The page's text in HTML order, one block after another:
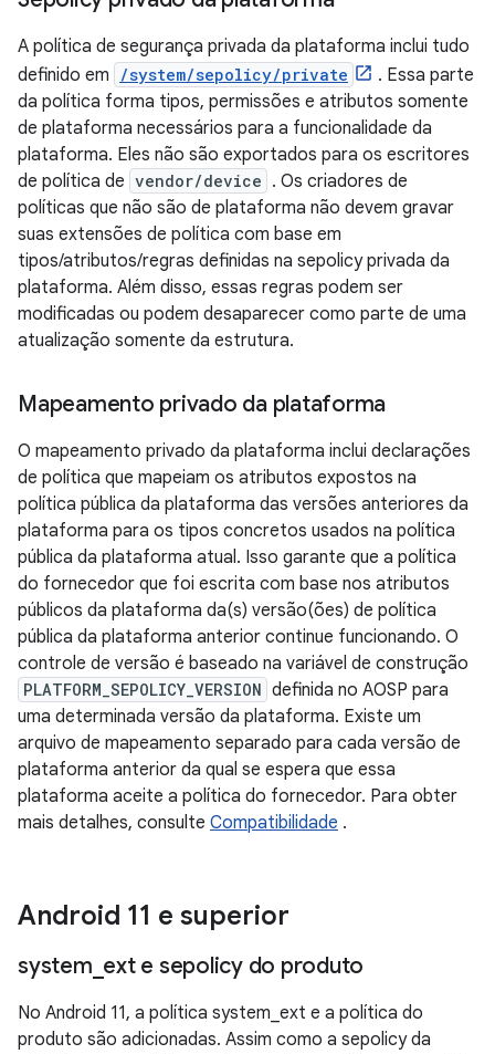
A política de segurança privada da plataforma inclui tudo
definido em
/system/sepolicy/private
. Essa parte
da política forma tipos, permissões e atributos somente
de plataforma necessários para a funcionalidade da
plataforma. Eles não são exportados para os escritores
de política de vendor/device . Os criadores de
políticas que não são de plataforma não devem gravar
suas extensões de política com base em
tipos/atributos/regras definidas na sepolicy privada da
plataforma. Além disso, essas regras podem ser
modificadas ou podem desaparecer como parte de uma
atualização somente da estrutura.
Mapeamento privado da plataforma
O mapeamento privado da plataforma inclui declarações
de política que mapeiam os atributos expostos na
política pública da plataforma das versões anteriores da
plataforma para os tipos concretos usados ​​na política
pública da plataforma atual. Isso garante que a política
do fornecedor que foi escrita com base nos atributos
públicos da plataforma da(s) versão(ões) de política
pública da plataforma anterior continue funcionando. O
controle de versão é baseado na variável de construção
PLATFORM_SEPOLICY_VERSION definida no AOSP para
uma determinada versão da plataforma. Existe um
arquivo de mapeamento separado para cada versão de
plataforma anterior da qual se espera que essa
plataforma aceite a política do fornecedor. Para obter
mais detalhes, consulte Compatibilidade .
Android 11 e superior
system ext e sepolicy do produto
No Android 11, a política system_ext e a política do
produto são adicionadas. Assim como a sepolicy da